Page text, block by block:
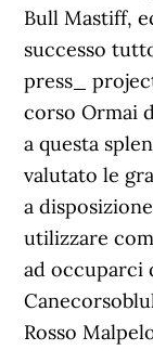
Bull Mastiff,
successo
press_
corso Ormai
a questa
valutato le
a
utilizzare
ad occuparci
Rosso